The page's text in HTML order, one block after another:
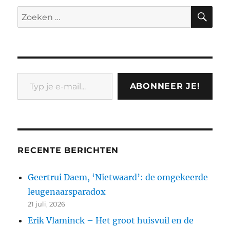
Littekens
Zoeken
naar:
Typ je e-mail...
ABONNEER JE!
RECENTE BERICHTEN
Geertrui Daem, ‘Nietwaard’: de omgekeerde
leugenaarsparadox
21 juli, 2026
Erik Vlaminck – Het groot huisvuil en de